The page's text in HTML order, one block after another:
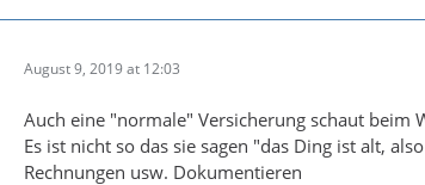
August 9, 2019 at 12:03
Auch eine "normale" Versicherung schaut beim
Es ist nicht so das sie sagen "das Ding ist alt,
Rechnungen usw. Dokumentieren